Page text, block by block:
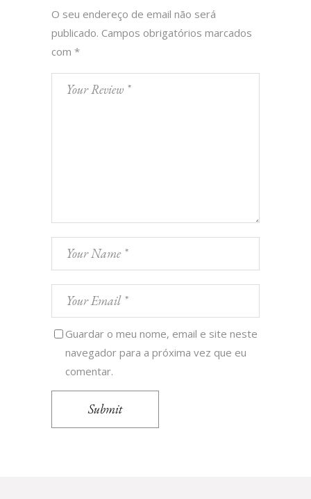
O seu endereço de email não será
publicado. Campos obrigatórios marcados
com *
Guardar o meu nome, email e site neste
navegador para a próxima vez que eu
comentar.
Submit